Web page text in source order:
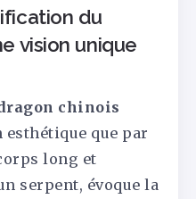
du
vision unique
chinois
que par
long et
serpent, évoque la